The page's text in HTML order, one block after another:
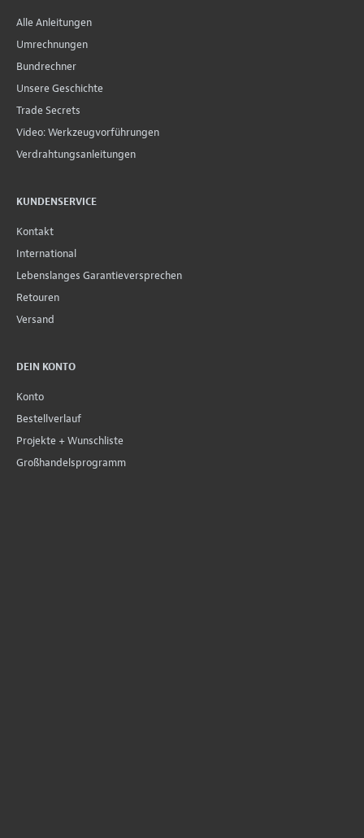
Alle Anleitungen
Umrechnungen
Bundrechner
Unsere Geschichte
Trade Secrets
Video: Werkzeugvorführungen
Verdrahtungsanleitungen
KUNDENSERVICE
Kontakt
International
Lebenslanges Garantieversprechen
Retouren
Versand
DEIN KONTO
Konto
Bestellverlauf
Projekte + Wunschliste
Großhandelsprogramm